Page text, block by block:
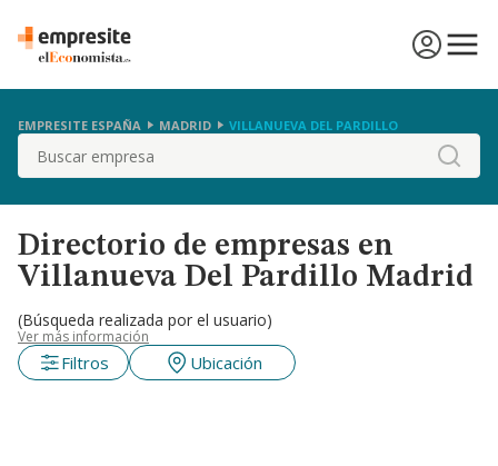
EMPRESITE ESPAÑA MADRID VILLANUEVA DEL PARDILLO
Buscar
Directorio de empresas en
Villanueva Del Pardillo Madrid
(Búsqueda realizada por el usuario)
Ver más información
Filtros Ubicación